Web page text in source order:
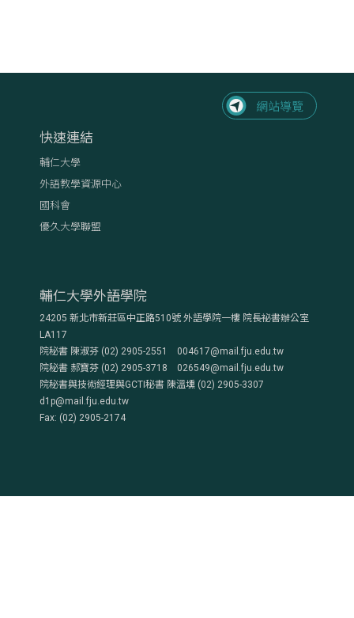
快速連結
輔仁大學
外語教學資源中心
國科會
優久大學聯盟
輔仁大學外語學院
24205 新北市新莊區中正路510號 外語學院一樓 院長祕書辦公室
LA117
院秘書 陳淑芬 (02) 2905-2551 004617@mail.fju.edu.tw
院秘書 郝寶芬 (02) 2905-3718 026549@mail.fju.edu.tw
院秘書與技術經理與GCTI秘書 陳溫壎 (02) 2905-3307
d1p@mail.fju.edu.tw
Fax: (02) 2905-2174